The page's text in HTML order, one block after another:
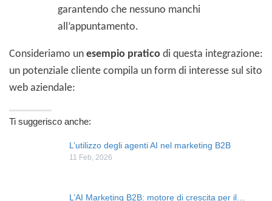
garantendo che nessuno manchi
all’appuntamento.
Consideriamo un esempio pratico di questa integrazione:
un potenziale cliente compila un form di interesse sul sito
web aziendale:
Ti suggerisco anche:
L’utilizzo degli agenti AI nel marketing B2B
11 Feb, 2026
L’AI Marketing B2B: motore di crescita per il…